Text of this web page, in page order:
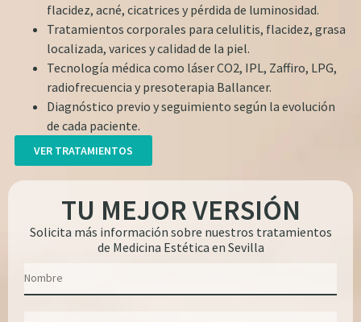
flacidez, acné, cicatrices y pérdida de luminosidad.
Tratamientos corporales para celulitis, flacidez, grasa
localizada, varices y calidad de la piel.
Tecnología médica como láser CO2, IPL, Zaffiro, LPG,
radiofrecuencia y presoterapia Ballancer.
Diagnóstico previo y seguimiento según la evolución
de cada paciente.
VER TRATAMIENTOS
TU MEJOR VERSIÓN
Solicita más información sobre nuestros tratamientos
de Medicina Estética en Sevilla